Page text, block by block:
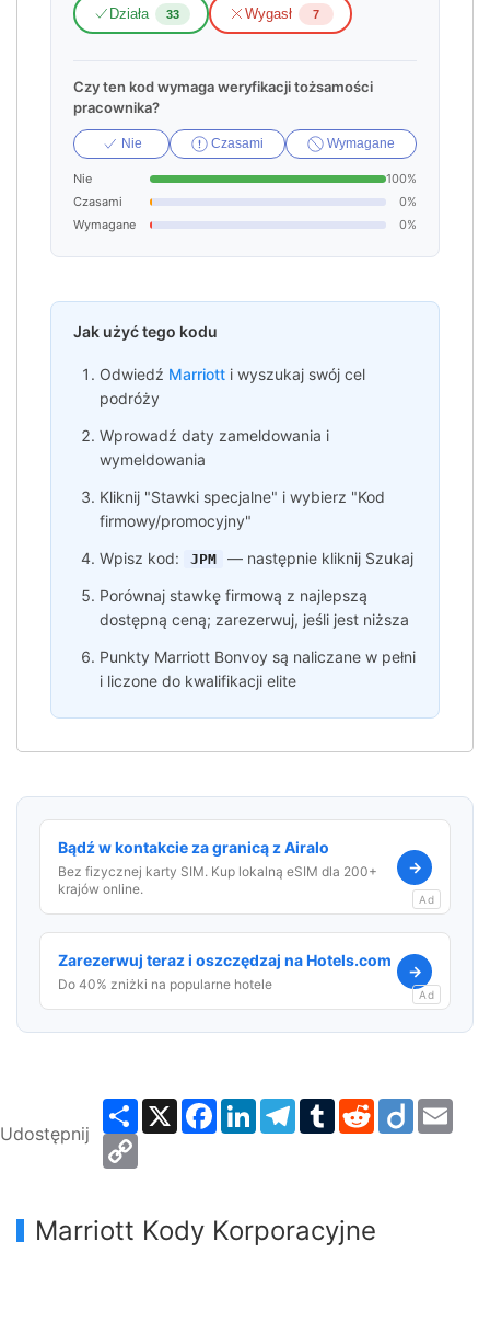
Działa 33 Wygasł 7
Czy ten kod wymaga weryfikacji tożsamości
pracownika?
Nie Czasami Wymagane
Nie
100%
Czasami
0%
Wymagane
0%
Jak użyć tego kodu
Odwiedź Marriott i wyszukaj swój cel
podróży
Wprowadź daty zameldowania i
wymeldowania
Kliknij "Stawki specjalne" i wybierz "Kod
firmowy/promocyjny"
Wpisz kod:
JPM
— następnie kliknij Szukaj
Porównaj stawkę firmową z najlepszą
dostępną ceną; zarezerwuj, jeśli jest niższa
Punkty Marriott Bonvoy są naliczane w pełni
i liczone do kwalifikacji elite
Bądź w kontakcie za granicą z Airalo
Bez fizycznej karty SIM. Kup lokalną eSIM dla 200+
krajów online.
→
Ad
Zarezerwuj teraz i oszczędzaj na Hotels.com
Do 40% zniżki na popularne hotele
→
Ad
Udostępnij
ShareX Facebook
LinkedInTelegram
TumblrRedditDiigo
Marriott Kody Korporacyjne